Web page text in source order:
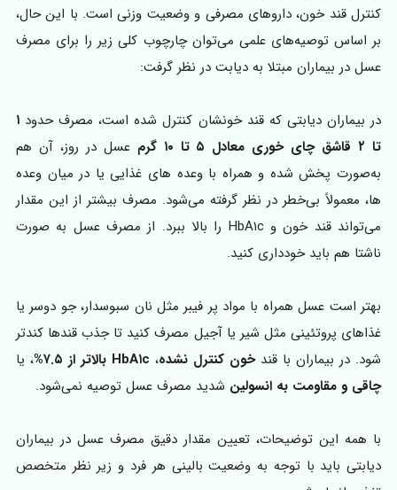
کنترل قند خون، داروهای مصرفی و وضعیت وزنی است. با این حال،
بر اساس توصیه‌های علمی می‌توان چارچوب کلی زیر را برای مصرف
عسل در بیماران مبتلا به دیابت در نظر گرفت:
در بیماران دیابتی که قند خونشان کنترل شده است، مصرف حدود۱
تا ۲ قاشق چای خوری معادل ۵ تا ۱۰ گرم
عسل در روز، آن هم
به‌صورت پخش شده و همراه با وعده های غذایی یا در میان وعده
ها، معمولاً بی‌خطر در نظر گرفته می‌شود. مصرف بیشتر از این مقدار
می‌تواند قند خون و HbA۱c را بالا ببرد. از مصرف عسل به صورت
ناشتا هم باید خودداری کنید.
بهتر است عسل همراه با مواد پر فیبر مثل نان سبوسدار، جو دوسر یا
غذاهای پروتئینی مثل شیر یا آجیل مصرف کنید تا جذب قندها کندتر
شود. در بیماران با قندخون کنترل نشده، HbA۱c بالاتر از ۷.۵%
، یا
چاقی و مقاومت به انسولین شدید مصرف عسل توصیه نمی‌شود.
با همه این توضیحات، تعیین مقدار دقیق مصرف عسل در بیماران
دیابتی باید با توجه به وضعیت بالینی هر فرد و زیر نظر متخصص